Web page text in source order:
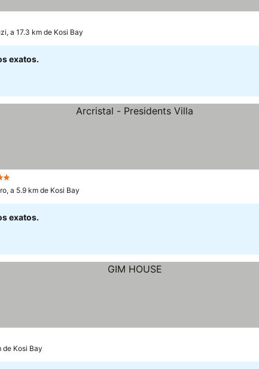
a 17.3 km de Kosi Bay
exatos.
a 5.9 km de Kosi Bay
exatos.
de Kosi Bay